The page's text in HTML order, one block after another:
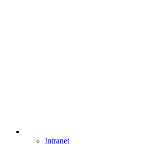
Intranet